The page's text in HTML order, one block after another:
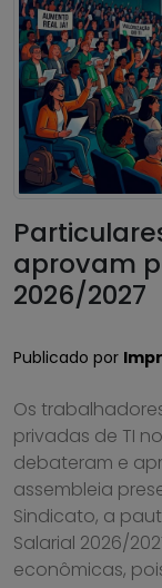
aprovam
2026/2027
Publicado por
Os
privadas de TI
debateram e
assembleia
Sindicato, a
Salarial 2026/
econômicas,